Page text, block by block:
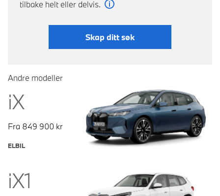
tilbake helt eller delvis.
Skap ditt søk
Andre modeller
iX
Fra 849 900 kr
ELBIL
iX1